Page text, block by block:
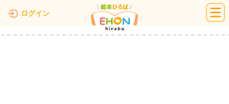
ログイン 絵本ひろば